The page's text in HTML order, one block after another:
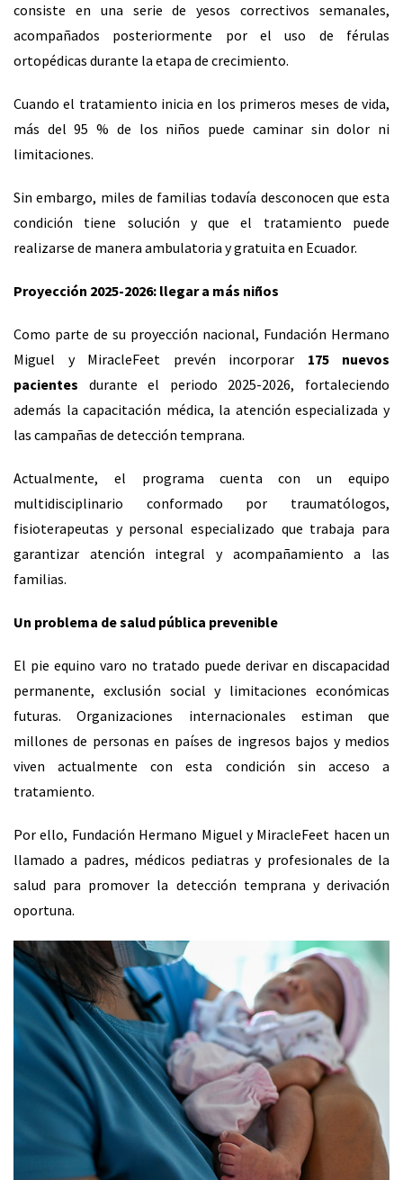
consiste en una serie de yesos correctivos semanales,
acompañados posteriormente por el uso de férulas
ortopédicas durante la etapa de crecimiento.
Cuando el tratamiento inicia en los primeros meses de vida,
más del 95 % de los niños puede caminar sin dolor ni
limitaciones.
Sin embargo, miles de familias todavía desconocen que esta
condición tiene solución y que el tratamiento puede
realizarse de manera ambulatoria y gratuita en Ecuador.
Proyección 2025-2026: llegar a más niños
Como parte de su proyección nacional, Fundación Hermano
Miguel y MiracleFeet prevén incorporar 175 nuevos
pacientes durante el periodo 2025-2026, fortaleciendo
además la capacitación médica, la atención especializada y
las campañas de detección temprana.
Actualmente, el programa cuenta con un equipo
multidisciplinario conformado por traumatólogos,
fisioterapeutas y personal especializado que trabaja para
garantizar atención integral y acompañamiento a las
familias.
Un problema de salud pública prevenible
El pie equino varo no tratado puede derivar en discapacidad
permanente, exclusión social y limitaciones económicas
futuras. Organizaciones internacionales estiman que
millones de personas en países de ingresos bajos y medios
viven actualmente con esta condición sin acceso a
tratamiento.
Por ello, Fundación Hermano Miguel y MiracleFeet hacen un
llamado a padres, médicos pediatras y profesionales de la
salud para promover la detección temprana y derivación
oportuna.